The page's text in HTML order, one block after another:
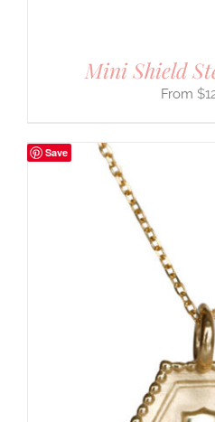
Mini Shield
$
Save